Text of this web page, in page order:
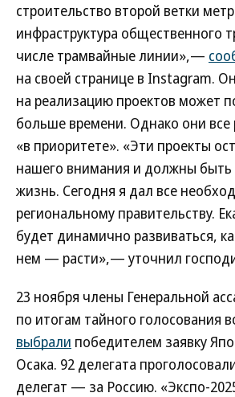
строительство второй ветки
инфраструктура общественного
числе трамвайные линии»,—
на своей странице в Instagram.
на реализацию проектов может
больше времени. Однако они все
«в приоритете». «Эти проекты
нашего внимания и должны
жизнь. Сегодня я дал все
региональному правительству.
будет динамично развиваться,
нем — расти»,— уточнил
23 ноября члены Генеральной
по итогам тайного голосования
выбрали победителем заявку
Осака. 92 делегата
делегат — за Россию. «Экспо-